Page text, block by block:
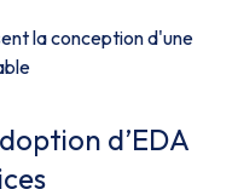
la conception d'une
d’EDA